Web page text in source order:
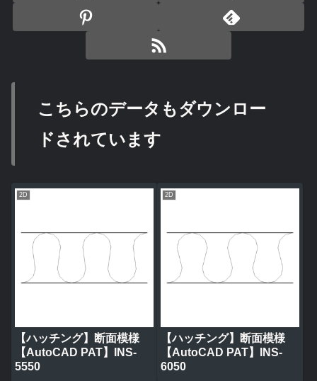
こちらのデータもダウンロー
ドされています
2D
【ハッチング】断面模様
【AutoCAD PAT】INS-
5550
2D
【ハッチング】断面模様
【AutoCAD PAT】INS-
6050